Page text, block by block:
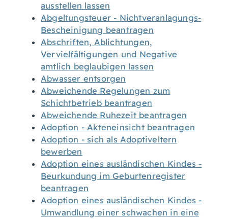
ausstellen lassen
Abgeltungsteuer - Nichtveranlagungs-
Bescheinigung beantragen
Abschriften, Ablichtungen,
Vervielfältigungen und Negative
amtlich beglaubigen lassen
Abwasser entsorgen
Abweichende Regelungen zum
Schichtbetrieb beantragen
Abweichende Ruhezeit beantragen
Adoption - Akteneinsicht beantragen
Adoption - sich als Adoptiveltern
bewerben
Adoption eines ausländischen Kindes -
Beurkundung im Geburtenregister
beantragen
Adoption eines ausländischen Kindes -
Umwandlung einer schwachen in eine